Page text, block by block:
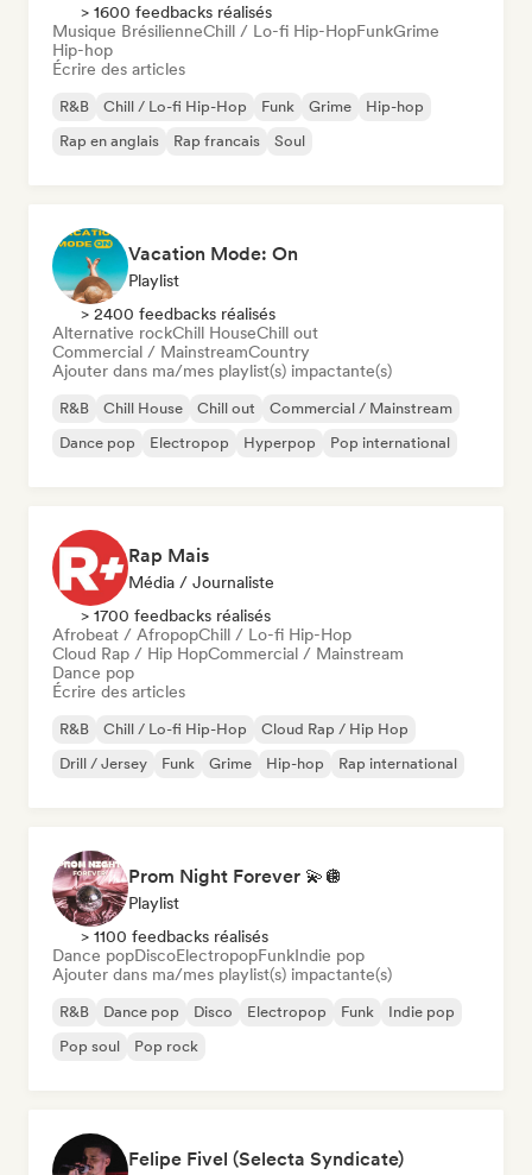
> 1600 feedbacks réalisés
Musique BrésilienneChill / Lo-fi Hip-HopFunkGrime
Hip-hop
Écrire des articles
R&B Chill / Lo-fi Hip-Hop Funk Grime
Hip-hop
Rap en anglais
Rap francais Soul
Vacation Mode: On
Playlist
> 2400 feedbacks réalisés
Alternative rockChill HouseChill out
Commercial / MainstreamCountry
Ajouter dans ma/mes playlist(s) impactante(s)
R&B Chill House Chill out
Commercial / Mainstream
Dance pop
Electropop Hyperpop Pop international
Rap Mais
Média / Journaliste
> 1700 feedbacks réalisés
Afrobeat / AfropopChill / Lo-fi Hip-Hop
Cloud Rap / Hip HopCommercial / Mainstream
Dance pop
Écrire des articles
R&B Chill / Lo-fi Hip-Hop
Cloud Rap / Hip Hop
Drill / Jersey
Funk Grime Hip-hop Rap international
Prom Night Forever 💫🪩
Playlist
> 1100 feedbacks réalisés
Dance popDiscoElectropopFunkIndie pop
Ajouter dans ma/mes playlist(s) impactante(s)
R&B Dance pop Disco Electropop Funk
Indie pop
Pop soul
Pop rock
Felipe Fivel (Selecta Syndicate)